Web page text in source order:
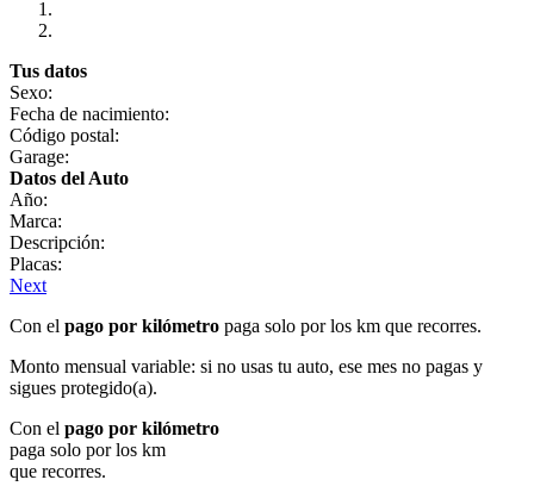
Tus datos
Sexo:
Fecha de nacimiento:
Código postal:
Garage:
Datos del Auto
Año:
Marca:
Descripción:
Placas:
Next
Con el pago por kilómetro paga solo por los km que recorres.
Monto mensual variable: si no usas tu auto, ese mes no pagas y
sigues protegido(a).
Con el pago por kilómetro
paga solo por los km
que recorres.